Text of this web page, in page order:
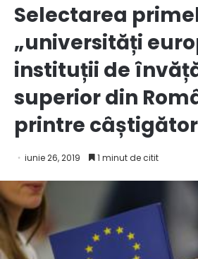
Selectarea
„universități
instituții de
superior din
printre
iunie 26, 2019 1 minut de citit